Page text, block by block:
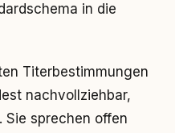
in die
Titerbestimmungen
nachvollziehbar,
Sie sprechen offen